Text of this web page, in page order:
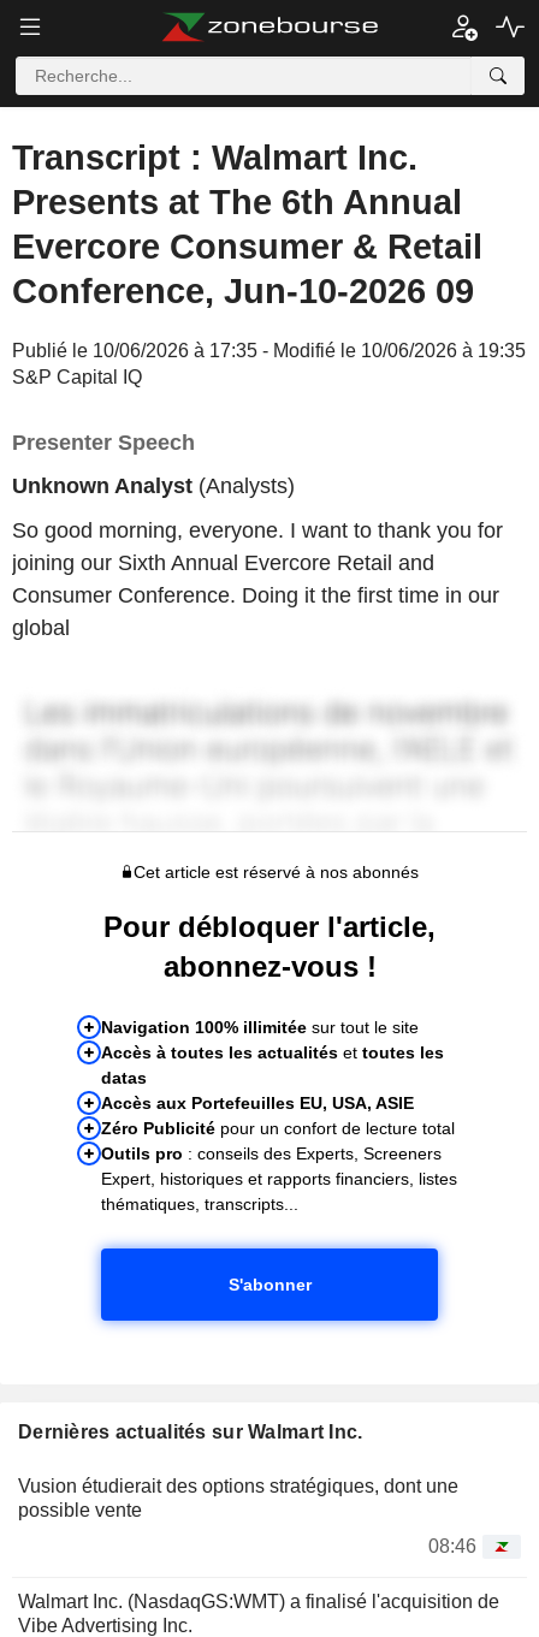
Transcript : Walmart Inc.
Presents at The 6th Annual
Evercore Consumer & Retail
Conference, Jun-10-2026 09
Publié le 10/06/2026 à 17:35 - Modifié le 10/06/2026 à 19:35
S&P Capital IQ
Presenter Speech
Unknown Analyst (Analysts)
So good morning, everyone. I want to thank you for
joining our Sixth Annual Evercore Retail and
Consumer Conference. Doing it the first time in our
global
Cet article est réservé à nos abonnés
Pour débloquer l'article,
abonnez-vous !
Navigation 100% illimitée sur tout le site
Accès à toutes les actualités et toutes les
datas
Accès aux Portefeuilles EU, USA, ASIE
Zéro Publicité pour un confort de lecture total
Outils pro : conseils des Experts, Screeners
Expert, historiques et rapports financiers, listes
thématiques, transcripts...
S'abonner
Dernières actualités sur Walmart Inc.
Vusion étudierait des options stratégiques, dont une
possible vente
08:46
Walmart Inc. (NasdaqGS:WMT) a finalisé l'acquisition de
Vibe Advertising Inc.